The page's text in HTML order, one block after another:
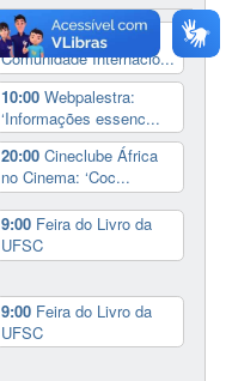
8:00Recepção à
Comunidade Internacio...
10:00Webpalestra:
‘Informações essenc...
20:00Cineclube África
no Cinema: ‘Coc...
9:00 Feira do Livro da
UFSC
9:00 Feira do Livro da
UFSC